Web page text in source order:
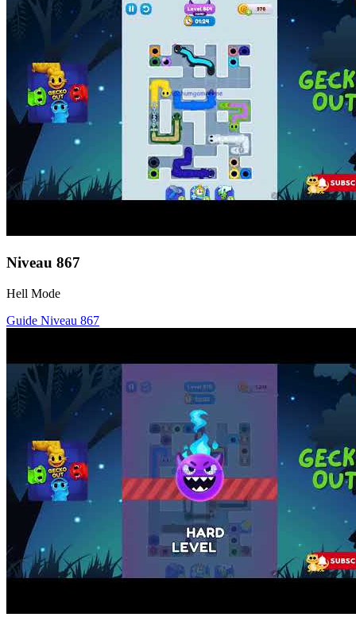
Niveau 867
Hell Mode
Guide Niveau 867